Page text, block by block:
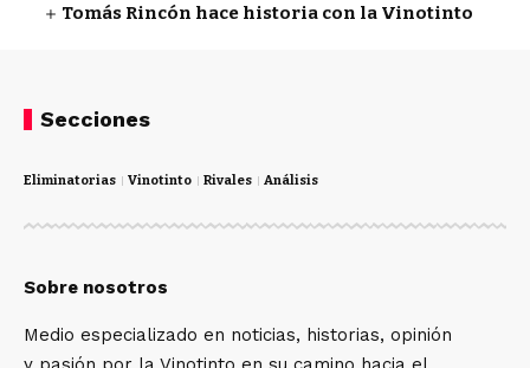
Tomás Rincón hace historia con la Vinotinto
Secciones
Eliminatorias Vinotinto Rivales Análisis
Sobre nosotros
Medio especializado en noticias, historias, opinión